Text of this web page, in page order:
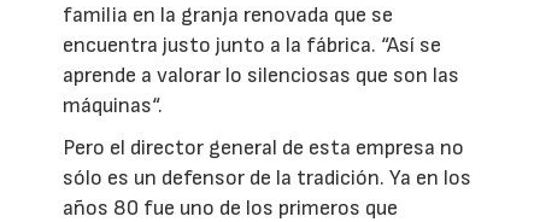
familia en la granja renovada que se
encuentra justo junto a la fábrica. “Así se
aprende a valorar lo silenciosas que son las
máquinas“.
Pero el director general de esta empresa no
sólo es un defensor de la tradición. Ya en los
años 80 fue uno de los primeros que